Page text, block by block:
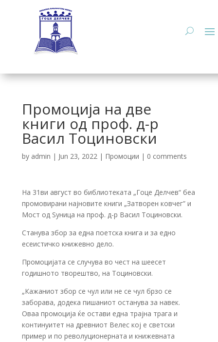
Промоција на две
книги од проф. д-р
Васил Тоциновски
by admin | Jun 23, 2022| Промоции | 0 comments
На 31ви август во библиотеката „Гоце Делчев“ беа
промовирани најновите книги „Затворен ковчег” и
Мост од Ѕуница на проф. д-р Васил Тоциновски.
Станува збор за една поетска книга и за едно
есеистичко книжевно дело.
Промоцијата се случува во чест на шеесет
годишното творештво, на Тоциновски.
„Кажаниот збор се чул или не се чул брзо се
заборава, додека пишаниот останува за навек.
Оваа промоција ќе остави една трајна трага и
континуитет на древниот Велес кој е светски
пример и по револуционерната и книжевната